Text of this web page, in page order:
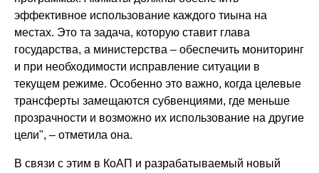
эффективное использование каждого тиына на
местах. Это та задача, которую ставит глава
государства, а министерства – обеспечить мониторинг
и при необходимости исправление ситуации в
текущем режиме. Особенно это важно, когда целевые
трансферты замещаются субвенциями, где меньше
прозрачности и возможно их использование на другие
цели", – отметила она.
В связи с этим в КоАП и разрабатываемый новый